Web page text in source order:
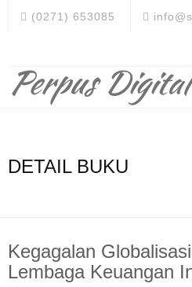
(0271) 653085
Perpus
DETAIL BUKU
Kegagalan
Lembaga Keuangan